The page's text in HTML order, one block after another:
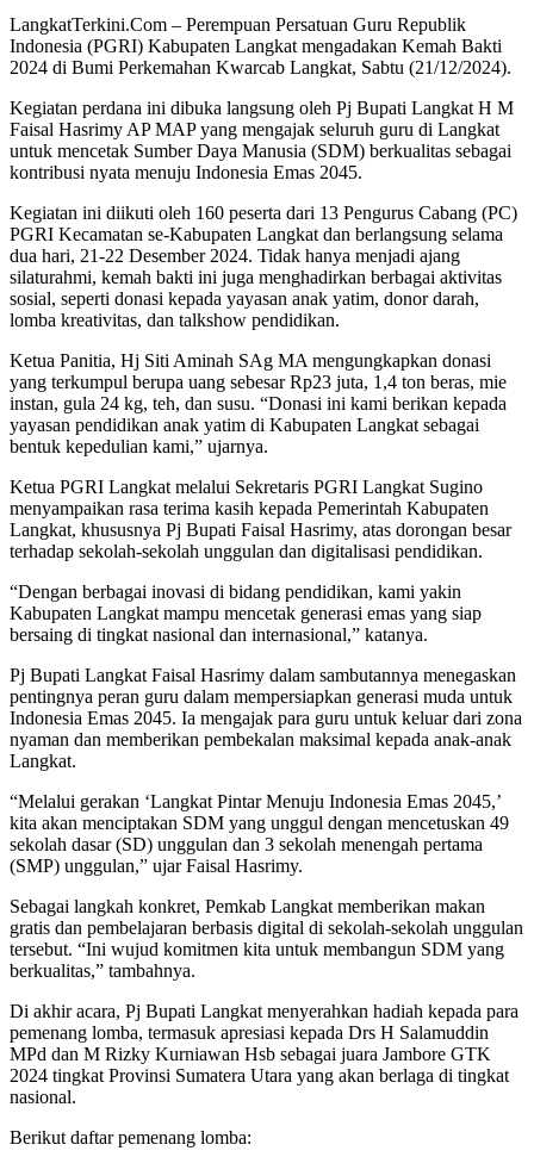
LangkatTerkini.Com – Perempuan Persatuan Guru Republik
Indonesia (PGRI) Kabupaten Langkat mengadakan Kemah Bakti
2024 di Bumi Perkemahan Kwarcab Langkat, Sabtu (21/12/2024).
Kegiatan perdana ini dibuka langsung oleh Pj Bupati Langkat H M
Faisal Hasrimy AP MAP yang mengajak seluruh guru di Langkat
untuk mencetak Sumber Daya Manusia (SDM) berkualitas sebagai
kontribusi nyata menuju Indonesia Emas 2045.
Kegiatan ini diikuti oleh 160 peserta dari 13 Pengurus Cabang (PC)
PGRI Kecamatan se-Kabupaten Langkat dan berlangsung selama
dua hari, 21-22 Desember 2024. Tidak hanya menjadi ajang
silaturahmi, kemah bakti ini juga menghadirkan berbagai aktivitas
sosial, seperti donasi kepada yayasan anak yatim, donor darah,
lomba kreativitas, dan talkshow pendidikan.
Ketua Panitia, Hj Siti Aminah SAg MA mengungkapkan donasi
yang terkumpul berupa uang sebesar Rp23 juta, 1,4 ton beras, mie
instan, gula 24 kg, teh, dan susu. “Donasi ini kami berikan kepada
yayasan pendidikan anak yatim di Kabupaten Langkat sebagai
bentuk kepedulian kami,” ujarnya.
Ketua PGRI Langkat melalui Sekretaris PGRI Langkat Sugino
menyampaikan rasa terima kasih kepada Pemerintah Kabupaten
Langkat, khususnya Pj Bupati Faisal Hasrimy, atas dorongan besar
terhadap sekolah-sekolah unggulan dan digitalisasi pendidikan.
“Dengan berbagai inovasi di bidang pendidikan, kami yakin
Kabupaten Langkat mampu mencetak generasi emas yang siap
bersaing di tingkat nasional dan internasional,” katanya.
Pj Bupati Langkat Faisal Hasrimy dalam sambutannya menegaskan
pentingnya peran guru dalam mempersiapkan generasi muda untuk
Indonesia Emas 2045. Ia mengajak para guru untuk keluar dari zona
nyaman dan memberikan pembekalan maksimal kepada anak-anak
Langkat.
“Melalui gerakan ‘Langkat Pintar Menuju Indonesia Emas 2045,’
kita akan menciptakan SDM yang unggul dengan mencetuskan 49
sekolah dasar (SD) unggulan dan 3 sekolah menengah pertama
(SMP) unggulan,” ujar Faisal Hasrimy.
Sebagai langkah konkret, Pemkab Langkat memberikan makan
gratis dan pembelajaran berbasis digital di sekolah-sekolah unggulan
tersebut. “Ini wujud komitmen kita untuk membangun SDM yang
berkualitas,” tambahnya.
Di akhir acara, Pj Bupati Langkat menyerahkan hadiah kepada para
pemenang lomba, termasuk apresiasi kepada Drs H Salamuddin
MPd dan M Rizky Kurniawan Hsb sebagai juara Jambore GTK
2024 tingkat Provinsi Sumatera Utara yang akan berlaga di tingkat
nasional.
Berikut daftar pemenang lomba: